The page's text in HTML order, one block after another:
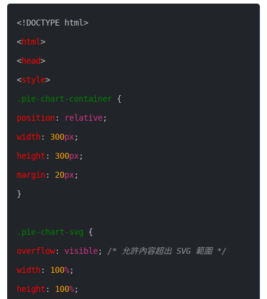
<! DOCTYPE html>
<html>
<head>
<style>
.pie-chart-container {
position: relative;
width: 300px;
height : 300px;
margin: 20px;
}
.pie-chart-svg
{
overflow: visible;
/* 允許內容超出 SVG 範圍 */
width: 100%;
height : 100%;